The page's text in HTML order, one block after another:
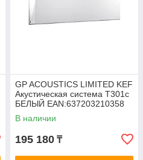
GP ACOUSTICS LIMITED KEF
Акустическая система T301c
БЕЛЫЙ EAN:637203210358
В наличии
195 180 ₸